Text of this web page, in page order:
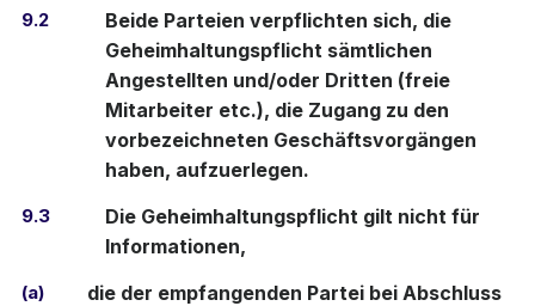
9.2
Beide Parteien verpflichten sich, die
Geheimhaltungspflicht sämtlichen
Angestellten und/oder Dritten (freie
Mitarbeiter etc.), die Zugang zu den
vorbezeichneten Geschäftsvorgängen
haben, aufzuerlegen.
9.3
Die Geheimhaltungspflicht gilt nicht für
Informationen,
(a)
die der empfangenden Partei bei Abschluss